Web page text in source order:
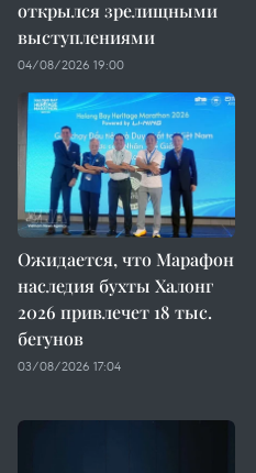
открылся зрелищными
выступлениями
04/08/2026 19:00
Ожидается, что Марафон
наследия бухты Халонг
2026 привлечет 18 тыс.
бегунов
03/08/2026 17:04